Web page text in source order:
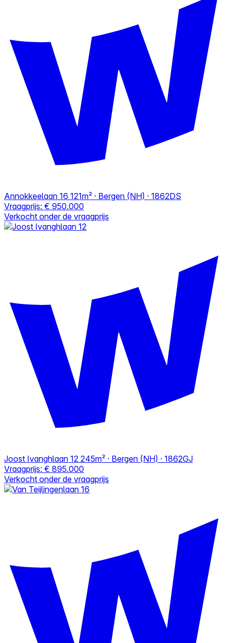
Annokkeelaan 16 121m² · Bergen (NH) · 1862DS
Vraagprijs: € 950.000
Verkocht onder de vraagprijs
Joost Ivanghlaan 12 245m² · Bergen (NH) · 1862GJ
Vraagprijs: € 895.000
Verkocht onder de vraagprijs